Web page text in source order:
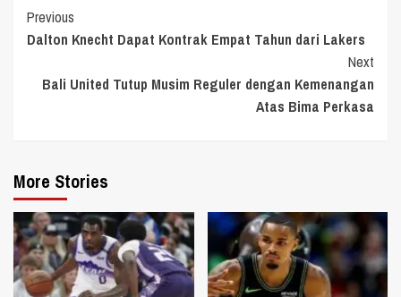
Continue
Reading
Previous
Dalton Knecht Dapat Kontrak Empat Tahun dari Lakers
Next
Bali United Tutup Musim Reguler dengan Kemenangan
Atas Bima Perkasa
More Stories